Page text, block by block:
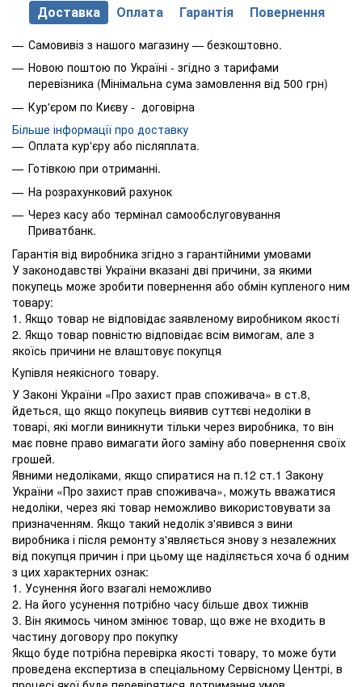
Доставка Оплата Гарантія Повернення
Самовивіз з нашого магазину — безкоштовно.
Новою поштою по Україні - згідно з тарифами
перевізника (Мінімальна сума замовлення від 500 грн)
Кур'єром по Києву - договірна
Більше інформації про доставку
Оплата кур'єру або післяплата.
Готівкою при отриманні.
На розрахунковий рахунок
Через касу або термінал самообслуговування
Приватбанк.
Гарантія від виробника згідно з гарантійними умовами
У законодавстві України вказані дві причини, за якими
покупець може зробити повернення або обмін купленого ним
товару:
1. Якщо товар не відповідає заявленому виробником якості
2. Якщо товар повністю відповідає всім вимогам, але з
якоїсь причини не влаштовує покупця
Купівля неякісного товару.
У Законі України «Про захист прав споживача» в ст.8,
йдеться, що якщо покупець виявив суттєві недоліки в
товарі, які могли виникнути тільки через виробника, то він
має повне право вимагати його заміну або повернення своїх
грошей.
Явними недоліками, якщо спиратися на п.12 ст.1 Закону
України «Про захист прав споживача», можуть вважатися
недоліки, через які товар неможливо використовувати за
призначенням. Якщо такий недолік з'явився з вини
виробника і після ремонту з'являється знову з незалежних
від покупця причин і при цьому ще наділяється хоча б одним
з цих характерних ознак:
1. Усунення його взагалі неможливо
2. На його усунення потрібно часу більше двох тижнів
3. Він якимось чином змінює товар, що вже не входить в
частину договору про покупку
Якщо буде потрібна перевірка якості товару, то може бути
проведена експертиза в спеціальному Сервісному Центрі, в